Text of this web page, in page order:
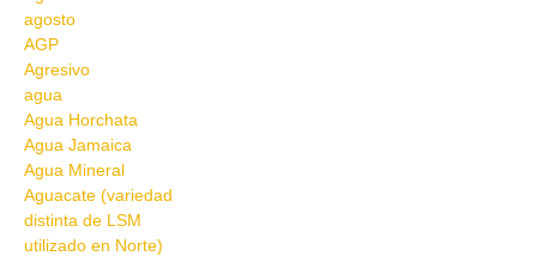
agosto
AGP
Agresivo
agua
Agua Horchata
Agua Jamaica
Agua Mineral
Aguacate (variedad
distinta de LSM
utilizado en Norte)